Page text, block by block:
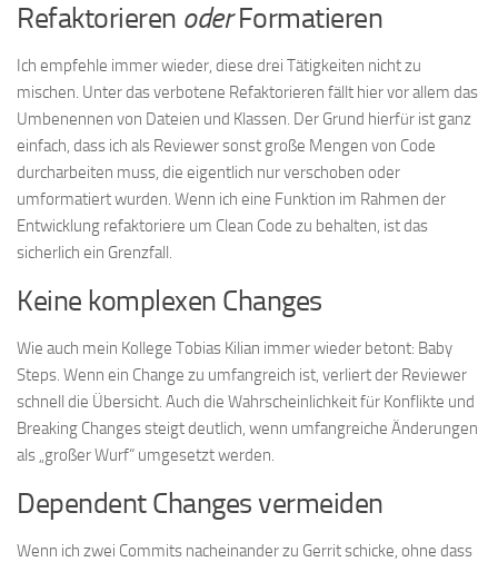
Refaktorieren oderFormatieren
Ich empfehle immer wieder, diese drei Tätigkeiten nicht zu
mischen. Unter das verbotene Refaktorieren fällt hier vor allem das
Umbenennen von Dateien und Klassen. Der Grund hierfür ist ganz
einfach, dass ich als Reviewer sonst große Mengen von Code
durcharbeiten muss, die eigentlich nur verschoben oder
umformatiert wurden. Wenn ich eine Funktion im Rahmen der
Entwicklung refaktoriere um Clean Code zu behalten, ist das
sicherlich ein Grenzfall.
Keine komplexen Changes
Wie auch mein Kollege Tobias Kilian immer wieder betont: Baby
Steps. Wenn ein Change zu umfangreich ist, verliert der Reviewer
schnell die Übersicht. Auch die Wahrscheinlichkeit für Konflikte und
Breaking Changes steigt deutlich, wenn umfangreiche Änderungen
als „großer Wurf“ umgesetzt werden.
Dependent Changes vermeiden
Wenn ich zwei Commits nacheinander zu Gerrit schicke, ohne dass